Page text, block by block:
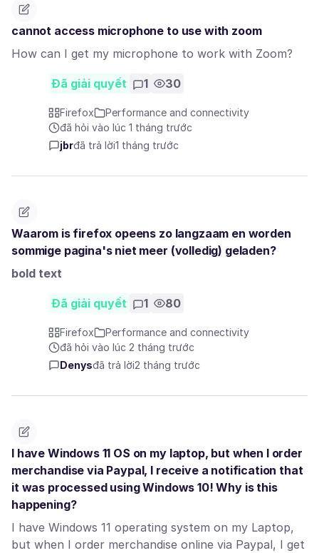
cannot access microphone to use with zoom
How can I get my microphone to work with Zoom?
Đã giải quyết 1 30
Firefox
Performance and connectivity
đã hỏi vào lúc 1 tháng trước
jbrđã trả lời1 tháng trước
Waarom is firefox opeens zo langzaam en worden
sommige pagina's niet meer (volledig) geladen?
bold text
Đã giải quyết 1 80
Firefox
Performance and connectivity
đã hỏi vào lúc 2 tháng trước
Denysđã trả lời2 tháng trước
I have Windows 11 OS on my laptop, but when I order
merchandise via Paypal, I receive a notification that
it was processed using Windows 10! Why is this
happening?
I have Windows 11 operating system on my Laptop,
but when I order merchandise online via Paypal, I get